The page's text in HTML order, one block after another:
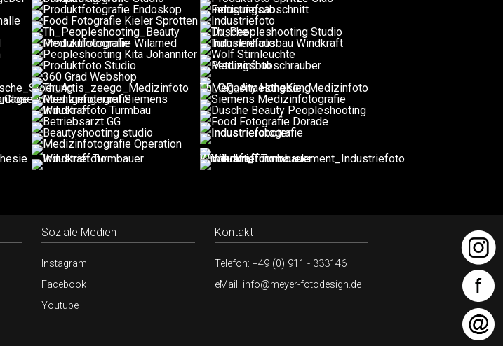
Soziale Medien
Instagram
Facebook
Youtube
Kontakt
Telefon: +49 (0) 911 - 333146
eMail: info@meyer-fotodesign.de